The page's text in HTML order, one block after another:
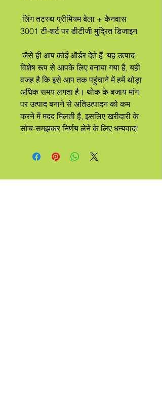
लिंग तटस्थ प्रीमियम बेला + कैनवास
3001 टी-शर्ट पर डीटीजी मुद्रित डिजाइन
जैसे ही आप कोई ऑर्डर देते हैं, यह उत्पाद
विशेष रूप से आपके लिए बनाया गया है, यही
वजह है कि इसे आप तक पहुंचाने में हमें थोड़ा
अधिक समय लगता है। थोक के बजाय मांग
पर उत्पाद बनाने से अतिउत्पादन को कम
करने में मदद मिलती है, इसलिए खरीदारी के
सोच-समझकर निर्णय लेने के लिए धन्यवाद!